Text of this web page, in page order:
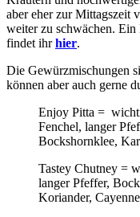
aber eher zur Mittagszeit
weiter zu schwächen.
findet ihrhier.
Die Gewürzmischungen
können aber auch gerne
Enjoy Pitta =
Fenchel, langer
Bockshornklee,
Tastey Chutney =
langer Pfeffer,
Koriander,